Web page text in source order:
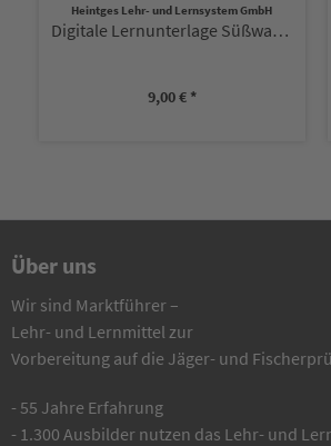
Heintges Lehr- und Lernsystem GmbH
Digitale Lernunterlage Süßwasserfische
9,00 € *
Über uns
Wir sind Marktführer –
Lehr- und Lernmittel zur
Vorbereitung auf die Jäger- und
- 55 Jahre Erfahrung
- 1.300 Ausbilder nutzen das Lehr- und